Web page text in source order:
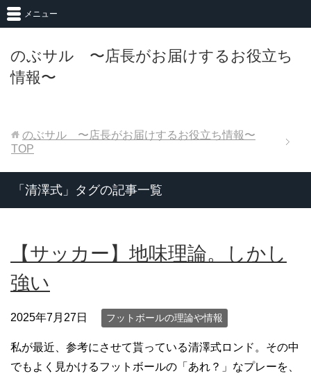
のぶサル 〜店長がお届けするお役立ち
情報〜
メニュー
のぶサル 〜店長がお届けするお役立ち情報〜
TOP
「清澤式」タグの記事一覧
【サッカー】地味理論。しかし
強い
2025年7月27日 フットボールの理論や情報
私が最近、参考にさせて貰っている清澤式ロンド。その中
でもよく見かけるフットボールの「あれ？」なプレーを、